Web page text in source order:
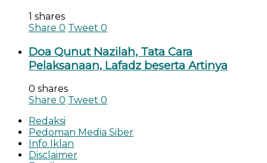
1 shares
Share 0 Tweet 0
Doa Qunut Nazilah, Tata Cara
Pelaksanaan, Lafadz beserta Artinya
0 shares
Share 0 Tweet 0
Redaksi
Pedoman Media Siber
Info Iklan
Disclaimer